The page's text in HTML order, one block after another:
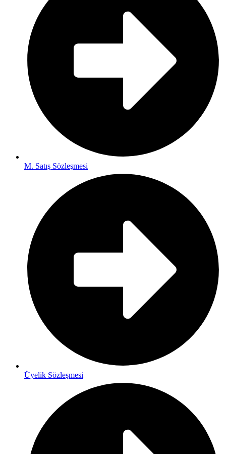
M. Satış Sözleşmesi
Üyelik Sözleşmesi